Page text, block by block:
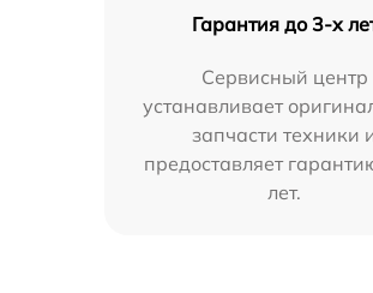
Гарантия до 3-х
Сервисный центр
устанавливает
запчасти техники
предоставляет
лет.